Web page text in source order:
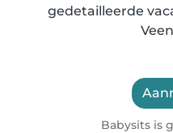
gedetailleerde
Babysits is